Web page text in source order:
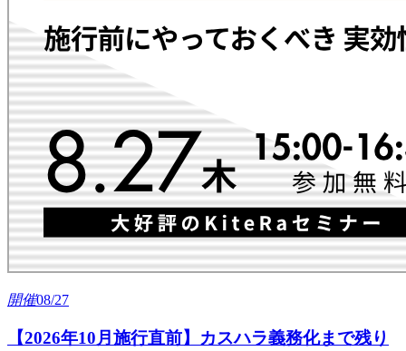
開催08/27
【2026年10月施行直前】カスハラ義務化まで残り